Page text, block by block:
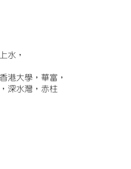
水，
港大學，華富，
深水灣，赤柱